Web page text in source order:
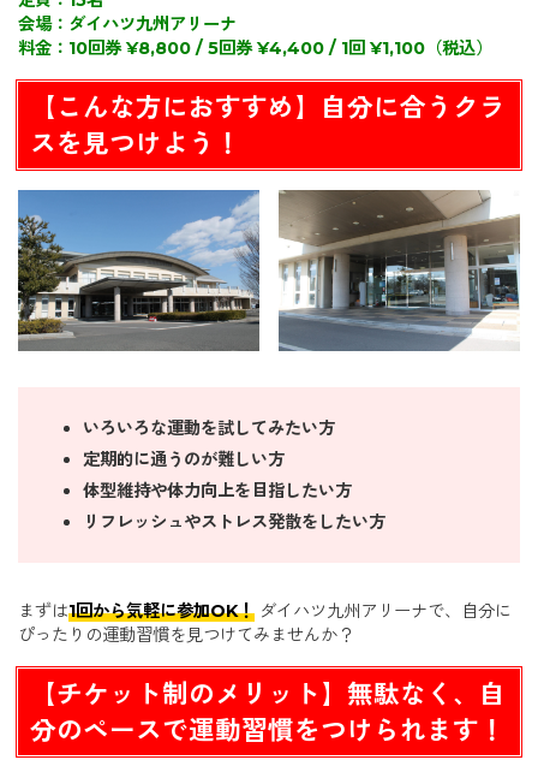
会場：ダイハツ九州アリーナ
料金：10回券 ¥8,800 / 5回券 ¥4,400 / 1回 ¥1,100（税込）
【こんな方におすすめ】自分に合うクラ
スを見つけよう！
いろいろな運動を試してみたい方
定期的に通うのが難しい方
体型維持や体力向上を目指したい方
リフレッシュやストレス発散をしたい方
まずは1回から気軽に参加OK！ ダイハツ九州アリーナで、自分に
ぴったりの運動習慣を見つけてみませんか？
【チケット制のメリット】無駄なく、自
分のペースで運動習慣をつけられます！